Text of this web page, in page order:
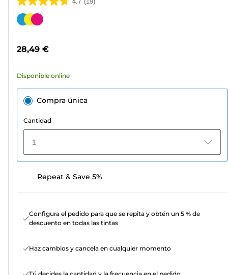
4.7
de
19
Cartucho
28,49 €
Disponible online
Compra única
Cantidad
1
Repeat & Save 5%
Configura el pedido para que se repita y obtén un 5 % de
descuento en todas las tintas
Haz cambios y cancela en cualquier momento